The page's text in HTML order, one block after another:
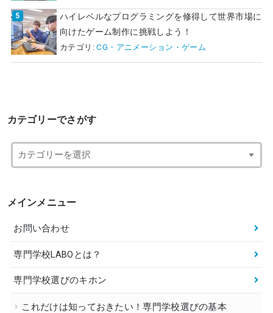
ハイレベルなプログラミングを修得して世界市場に
向けたゲーム制作に挑戦しよう！
カテゴリ:CG・アニメーション・ゲーム
カテゴリーでさがす
メインメニュー
お問い合わせ
専門学校LABOとは？
専門学校選びのキホン
これだけは知っておきたい！専門学校選びの基本